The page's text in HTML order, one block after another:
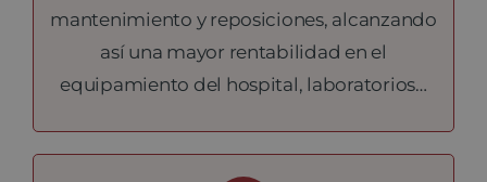
mantenimiento y reposiciones, alcanzando
así una mayor rentabilidad en el
equipamiento del hospital, laboratorios…